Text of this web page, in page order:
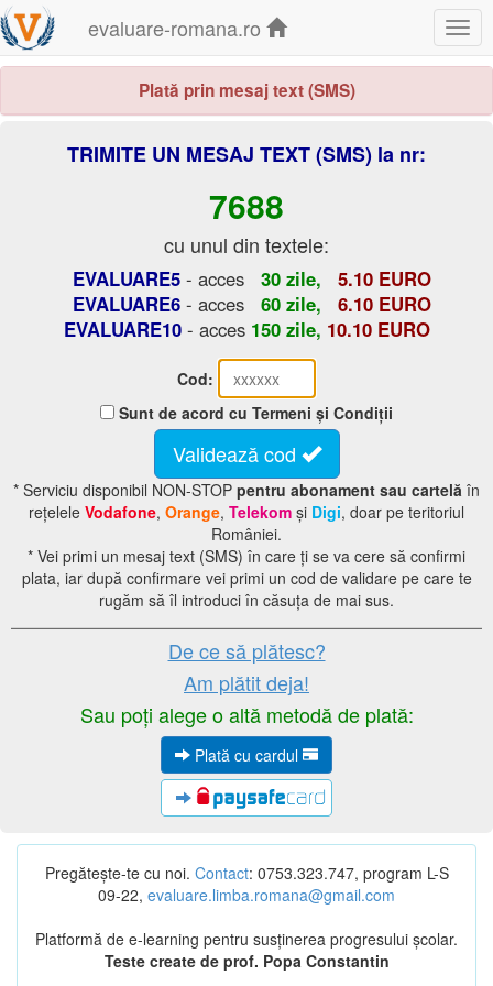
evaluare-romana.ro
Plată prin mesaj text (SMS)
TRIMITE UN MESAJ TEXT (SMS) la nr:
7688
cu unul din textele:
EVALUARE5 - acces 30 zile,
5.10 EURO
EVALUARE6 - acces 60 zile,
6.10 EURO
EVALUARE10 - acces 150 zile, 10.10 EURO
Cod:
Sunt de acord cu Termeni și Condiții
Validează cod
* Serviciu disponibil NON-STOP pentru abonament sau cartelă în
rețelele Vodafone, Orange, Telekom și Digi, doar pe teritoriul
României.
* Vei primi un mesaj text (SMS) în care ți se va cere să confirmi
plata, iar după confirmare vei primi un cod de validare pe care te
rugăm să îl introduci în căsuța de mai sus.
De ce să plătesc?
Am plătit deja!
Sau poți alege o altă metodă de plată:
Plată cu cardul
Pregătește-te cu noi. Contact: 0753.323.747, program L-S
09-22, evaluare.limba.romana@gmail.com
Platformă de e-learning pentru susținerea progresului școlar.
Teste create de prof. Popa Constantin